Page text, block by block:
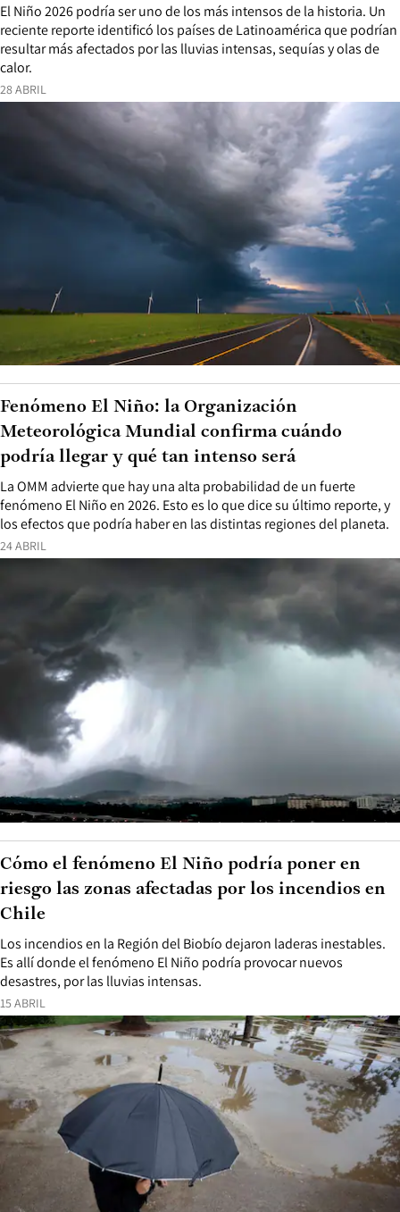
28 ABRIL
El Niño 2026 podría ser uno de los más intensos de la historia. Un
reciente reporte identificó los países de Latinoamérica que podrían
resultar más afectados por las lluvias intensas, sequías y olas de
calor.
24 ABRIL
La OMM advierte que hay una alta probabilidad de un fuerte
fenómeno El Niño en 2026. Esto es lo que dice su último reporte, y
los efectos que podría haber en las distintas regiones del planeta.
Fenómeno El Niño: la Organización
Meteorológica Mundial confirma cuándo
podría llegar y qué tan intenso será
15 ABRIL
Los incendios en la Región del Biobío dejaron laderas inestables.
Es allí donde el fenómeno El Niño podría provocar nuevos
desastres, por las lluvias intensas.
Cómo el fenómeno El Niño podría poner en
riesgo las zonas afectadas por los incendios en
Chile